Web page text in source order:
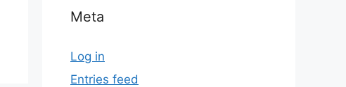
Meta
Log in
Entries feed